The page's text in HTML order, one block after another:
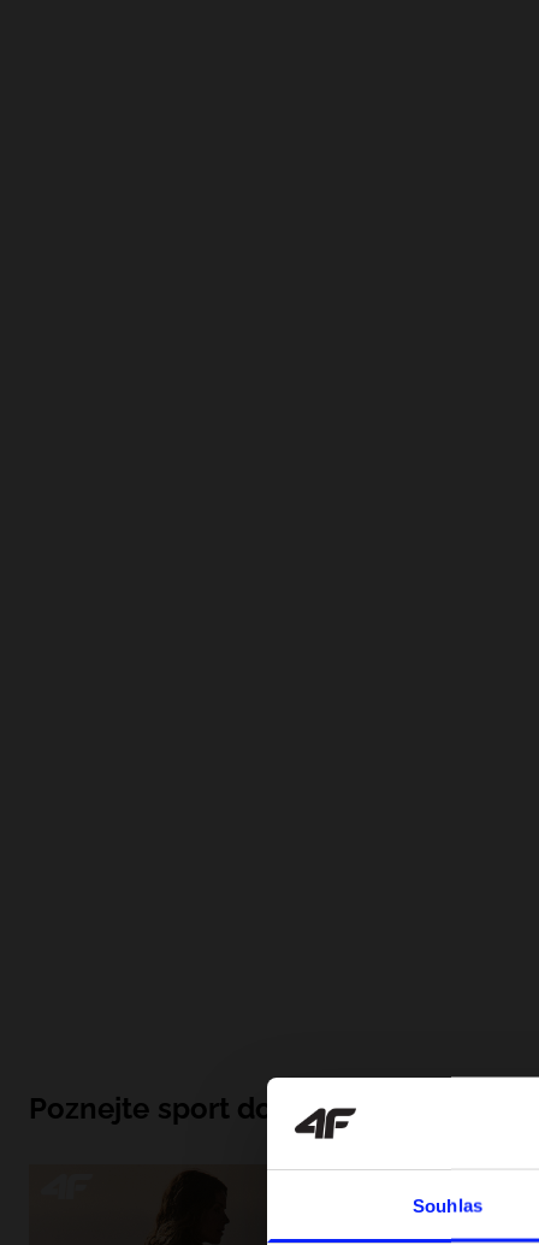
Souhlas
Poznejte sport do hloubky